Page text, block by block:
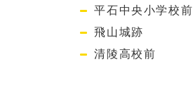
平石中央小学校前
飛山城跡
清陵高校前